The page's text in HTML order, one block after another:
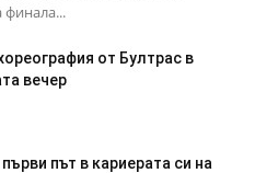
финала...
от Бултрас в
вечер
път в кариерата си на